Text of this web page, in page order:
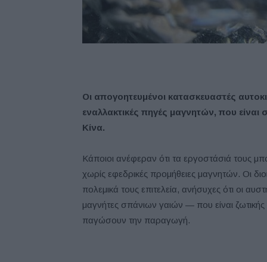
Οι απογοητευμένοι κατασκευαστές
εναλλακτικές πηγές μαγνητών, που
Κίνα.
Κάποιοι ανέφεραν ότι τα εργοστάσιά τους
χωρίς εφεδρικές προμήθειες μαγνητών. Οι
πολεμικά τους επιτελεία, ανήσυχες ότι οι
μαγνήτες σπάνιων γαιών — που είναι
παγώσουν την παραγωγή.